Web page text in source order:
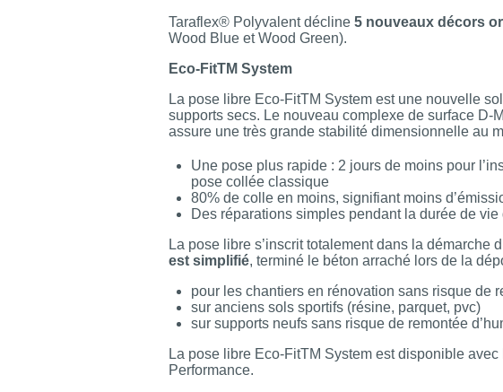
Taraflex® Polyvalent décline 5 nouveaux décors
Wood Blue et Wood Green).
Eco-FitTM System
La pose libre Eco-FitTM System est une nouvelle
supports secs. Le nouveau complexe de surface D-
assure une très grande stabilité dimensionnelle au
Une pose plus rapide : 2 jours de moins pour
pose collée classique
80% de colle en moins, signifiant moins
Des réparations simples pendant la durée de vie
La pose libre s’inscrit totalement dans la démarche
est simplifié, terminé le béton arraché lors de la
pour les chantiers en rénovation sans risque de
sur anciens sols sportifs (résine, parquet, pvc)
sur supports neufs sans risque de remontée
La pose libre Eco-FitTM System est disponible
Performance.